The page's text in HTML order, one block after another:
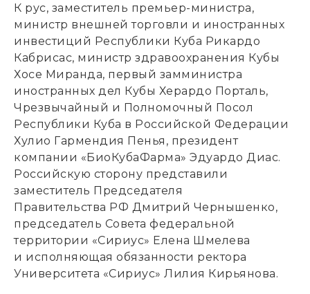
К рус, заместитель премьер-министра,
министр внешней торговли и иностранных
инвестиций Республики Куба Рикардо
Кабрисас, министр здравоохранения Кубы
Хосе Миранда, первый замминистра
иностранных дел Кубы Херардо Порталь,
Чрезвычайный и Полномочный Посол
Республики Куба в Российской Федерации
Хулио Гармендия Пенья, президент
компании «БиоКубаФарма» Эдуардо Диас.
Российскую сторону представили
заместитель Председателя
Правительства РФ Дмитрий Чернышенко,
председатель Совета федеральной
территории «Сириус» Елена Шмелева
и исполняющая обязанности ректора
Университета «Сириус» Лилия Кирьянова.